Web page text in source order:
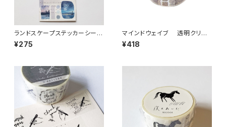
ランドスケープステッカーシール
81446 月明り
¥275
マインドウェイブ 透明クリア
テープ95327 brickレンガ 3
0mm
¥418